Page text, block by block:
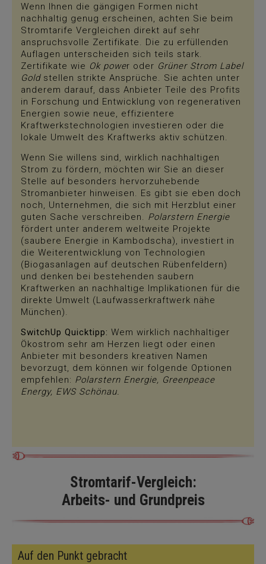
Wenn Ihnen die gängigen Formen nicht
nachhaltig genug erscheinen, achten Sie beim
Stromtarife Vergleichen direkt auf sehr
anspruchsvolle Zertifikate. Die zu erfüllenden
Auflagen unterscheiden sich teils stark.
Zertifikate wie Ok power oder Grüner Strom Label
Gold stellen strikte Ansprüche. Sie achten unter
anderem darauf, dass Anbieter Teile des Profits
in Forschung und Entwicklung von regenerativen
Energien sowie neue, effizientere
Kraftwerkstechnologien investieren oder die
lokale Umwelt des Kraftwerks aktiv schützen.
Wenn Sie willens sind, wirklich nachhaltigen
Strom zu fördern, möchten wir Sie an dieser
Stelle auf besonders hervorzuhebende
Stromanbieter hinweisen. Es gibt sie eben doch
noch, Unternehmen, die sich mit Herzblut einer
guten Sache verschreiben. Polarstern Energie
fördert unter anderem weltweite Projekte
(saubere Energie in Kambodscha), investiert in
die Weiterentwicklung von Technologien
(Biogasanlagen auf deutschen Rübenfeldern)
und denken bei bestehenden saubern
Kraftwerken an nachhaltige Implikationen für die
direkte Umwelt (Laufwasserkraftwerk nähe
München).
SwitchUp Quicktipp: Wem wirklich nachhaltiger
Ökostrom sehr am Herzen liegt oder einen
Anbieter mit besonders kreativen Namen
bevorzugt, dem können wir folgende Optionen
empfehlen: Polarstern Energie, Greenpeace
Energy, EWS Schönau.
Stromtarif-Vergleich:
Arbeits- und Grundpreis
Auf den Punkt gebracht